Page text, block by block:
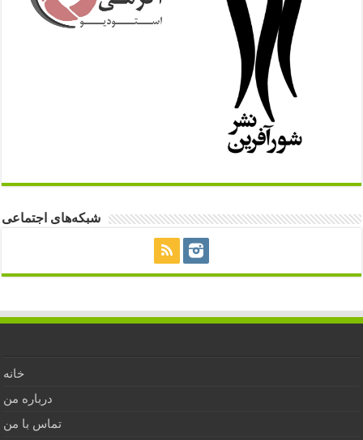
شبکه‌های اجتماعی
خانه
درباره من
تماس با من